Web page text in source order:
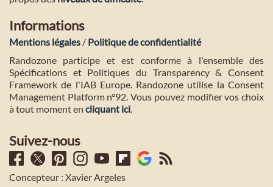
Informations
Mentions légales / Politique de confidentialité
Randozone participe et est conforme à l'ensemble des
Spécifications et Politiques du Transparency & Consent
Framework de l'IAB Europe. Randozone utilise la Consent
Management Platform n°92. Vous pouvez modifier vos choix
à tout moment en cliquant ici.
Suivez-nous
Concepteur : Xavier Argeles